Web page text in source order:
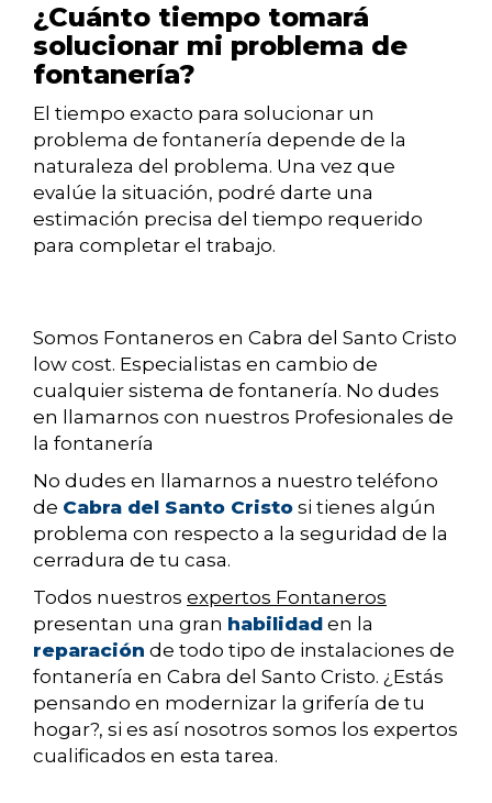
¿Cuánto tiempo tomará
solucionar mi problema de
fontanería?
El tiempo exacto para solucionar un
problema de fontanería depende de la
naturaleza del problema. Una vez que
evalúe la situación, podré darte una
estimación precisa del tiempo requerido
para completar el trabajo.
Somos Fontaneros en Cabra del Santo Cristo
low cost. Especialistas en cambio de
cualquier sistema de fontanería. No dudes
en llamarnos con nuestros Profesionales de
la fontanería
No dudes en llamarnos a nuestro teléfono
de Cabra del Santo Cristo si tienes algún
problema con respecto a la seguridad de la
cerradura de tu casa.
Todos nuestros expertos Fontaneros
presentan una gran habilidad en la
reparación de todo tipo de instalaciones de
fontanería en Cabra del Santo Cristo. ¿Estás
pensando en modernizar la grifería de tu
hogar?, si es así nosotros somos los expertos
cualificados en esta tarea.